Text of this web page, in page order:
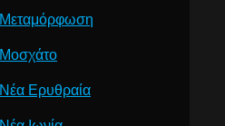
Μεταμόρφωση
Μοσχάτο
Νέα Ερυθραία